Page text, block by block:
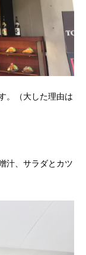
。
（大した理由は
汁、サラダとカツ